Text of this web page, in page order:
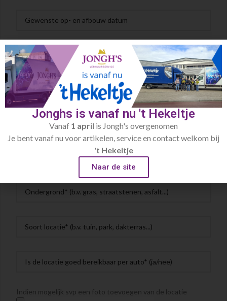
Indien mogelijk svp een foto toevoegen van de locatie
Jonghs is vanaf nu 't Hekeltje
Vanaf 1 april is Jongh's overgenomen
Je bent vanaf nu voor artikelen, service en contact welkom bij
't Hekeltje
Naar de site